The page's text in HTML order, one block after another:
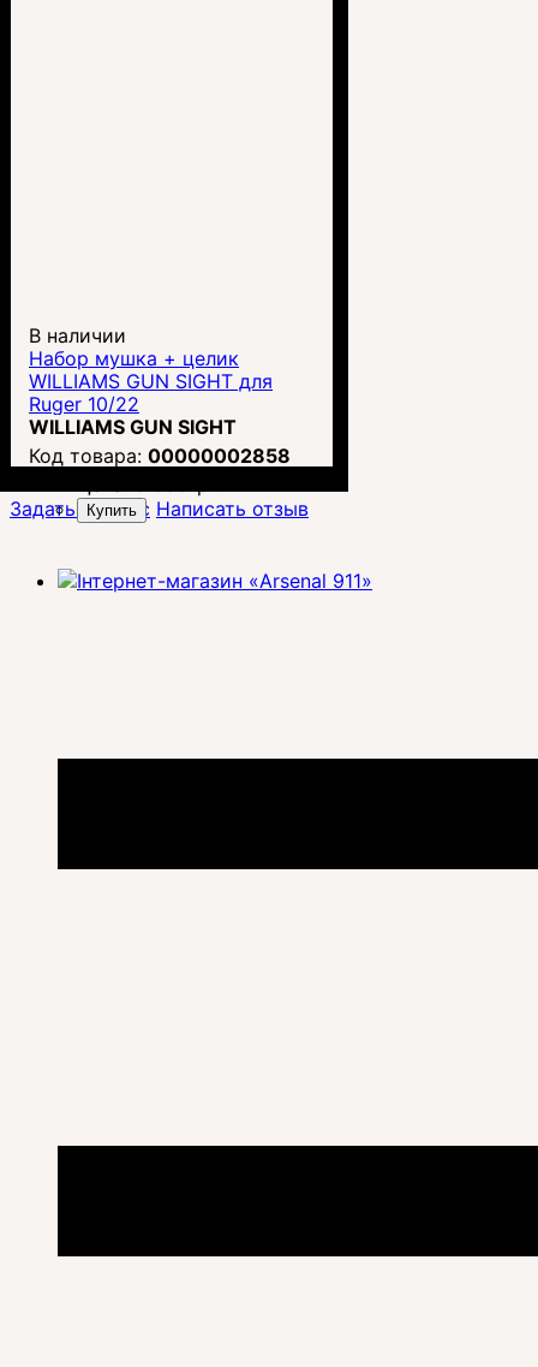
В наличии
Набор мушка + целик
WILLIAMS GUN SIGHT для
Ruger 10/22
WILLIAMS GUN SIGHT
00000002858
Купить
Задать вопрос Написать отзыв